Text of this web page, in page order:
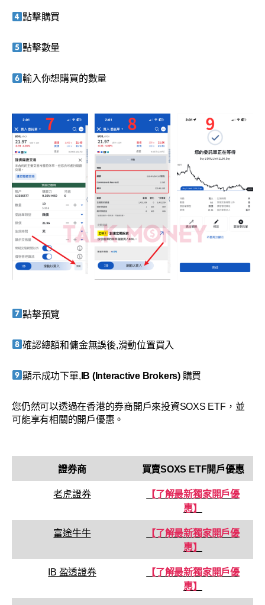
點擊購買
點擊數量
輸入你想購買的數量
點擊預覽
確認總額和傭金無誤後,滑動位置買入
顯示成功下單, IB (Interactive Brokers) 購買
您仍然可以透過在香港的券商開戶來投資SOXS ETF，並
可能享有相關的開戶優惠。
證券商 買賣SOXS ETF開戶優惠
老虎證券
【了解最新獨家開戶優
惠】
富途牛牛
【了解最新獨家開戶優
惠】
IB 盈透證券
【了解最新獨家開戶優
惠】